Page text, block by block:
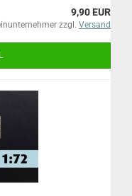
9,90 EUR
zzgl. Versand